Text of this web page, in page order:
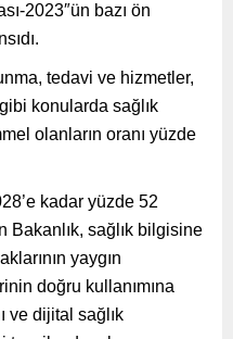
2023″ün bazı ön
tedavi ve hizmetler,
konularda sağlık
olanların oranı yüzde
kadar yüzde 52
Bakanlık, sağlık bilgisine
yaygın
doğru kullanımına
ve dijital sağlık